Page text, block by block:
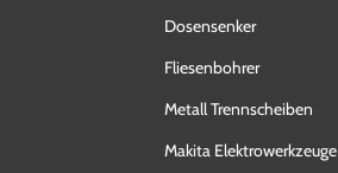
Dosensenker
Fliesenbohrer
Metall Trennscheiben
Makita Elektrowerkzeuge